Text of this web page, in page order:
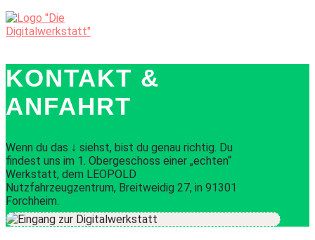
KONTAKT &
ANFAHRT
Wenn du das ↓ siehst, bist du genau richtig. Du
findest uns im 1. Obergeschoss einer „echten“
Werkstatt, dem LEOPOLD
Nutzfahrzeugzentrum, Breitweidig 27, in 91301
Forchheim.